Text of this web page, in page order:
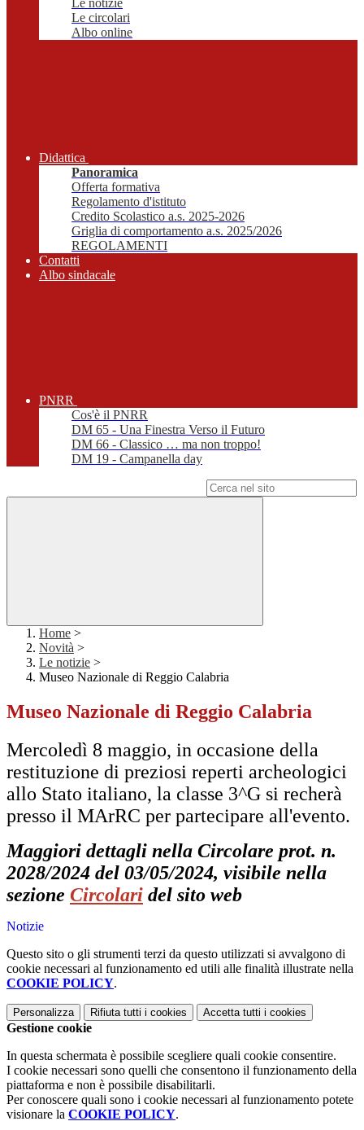
Le notizie
Le circolari
Albo online
Didattica
Panoramica
Offerta formativa
Regolamento d'istituto
Credito Scolastico a.s. 2025-2026
Griglia di comportamento a.s. 2025/2026
REGOLAMENTI
Contatti
Albo sindacale
PNRR
Cos'è il PNRR
DM 65 - Una Finestra Verso il Futuro
DM 66 - Classico … ma non troppo!
DM 19 - Campanella day
Home >
Novità >
Le notizie >
Museo Nazionale di Reggio Calabria
Museo Nazionale di Reggio Calabria
Mercoledì 8 maggio, in occasione della
restituzione di preziosi reperti archeologici
allo Stato italiano, la classe 3^G si recherà
presso il MArRC per partecipare all'evento.
Maggiori dettagli nella Circolare prot. n.
2028/2024 del 03/05/2024, visibile nella
sezione Circolari del sito web
Notizie
Questo sito o gli strumenti terzi da questo utilizzati si avvalgono di
cookie necessari al funzionamento ed utili alle finalità illustrate nella
COOKIE POLICY.
Personalizza Rifiuta tutti i cookies Accetta tutti i cookies
Gestione cookie
In questa schermata è possibile scegliere quali cookie consentire.
I cookie necessari sono quelli che consentono il funzionamento della
piattaforma e non è possibile disabilitarli.
Per conoscere quali sono i cookie necessari al funzionamento potete
visionare la COOKIE POLICY.